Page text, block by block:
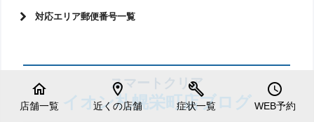
対応エリア郵便番号一覧
スマートクリア
イオン札幌栄町店ブログ
home
店舗一覧
location_on
近くの店舗
build
症状一覧
schedule
WEB予約